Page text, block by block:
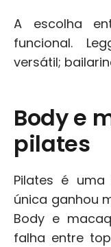
A escolha
funcional.
versátil;
Body e
pilates
Pilates é
única ganhou
Body e
falha entre